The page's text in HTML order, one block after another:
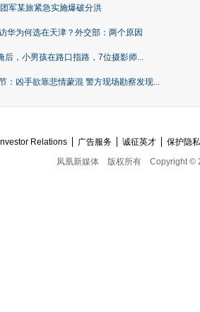
军某旅紧急实施爆破分洪
华为何选在天津？外交部：两个原因
后，小男孩在路口指路，7位摄影师...
：凶手欲靠悲情蒙混 警方现场勘察发现...
Relations 广告服务 诚征英才
保护隐
凤凰新媒体
版权所有 Copyright ©